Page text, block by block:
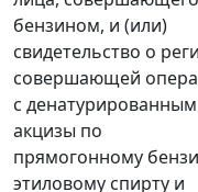
бензином, и (или)
свидетельство о
совершающей
с
акцизы по
прямогонному
этиловому спирту и